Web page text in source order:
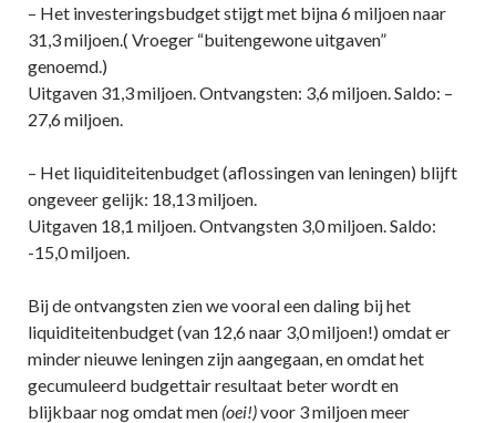
– Het investeringsbudget stijgt met bijna 6 miljoen naar
31,3 miljoen.( Vroeger “buitengewone uitgaven”
genoemd.)
Uitgaven 31,3 miljoen. Ontvangsten: 3,6 miljoen. Saldo: –
27,6 miljoen.
– Het liquiditeitenbudget (aflossingen van leningen) blijft
ongeveer gelijk: 18,13 miljoen.
Uitgaven 18,1 miljoen. Ontvangsten 3,0 miljoen. Saldo:
-15,0 miljoen.
Bij de ontvangsten zien we vooral een daling bij het
liquiditeitenbudget (van 12,6 naar 3,0 miljoen!) omdat er
minder nieuwe leningen zijn aangegaan, en omdat het
gecumuleerd budgettair resultaat beter wordt en
blijkbaar nog omdat men (oei!)voor 3 miljoen meer